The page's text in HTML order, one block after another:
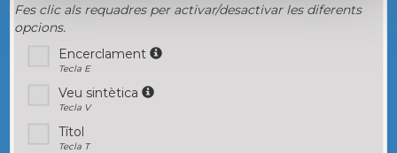
Fes clic als requadres per activar/desactivar les diferents
opcions.
Encerclament
Tecla E
Veu sintètica
Tecla V
Títol
Tecla T